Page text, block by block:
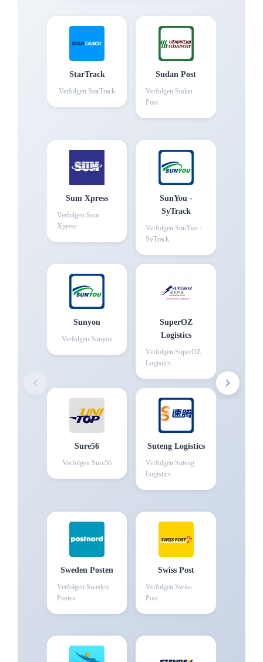
StarTrack
Verfolgen StarTrack
Sudan Post
Verfolgen Sudan
Post
Sum Xpress
Verfolgen Sum
Xpress
SunYou -
SyTrack
Verfolgen SunYou -
SyTrack
Sunyou
Verfolgen Sunyou
SuperOZ
Logistics
Verfolgen SuperOZ
Logistics
Sure56
Verfolgen Sure56
Suteng Logistics
Verfolgen Suteng
Logistics
Sweden Posten
Verfolgen Sweden
Posten
Swiss Post
Verfolgen Swiss
Post